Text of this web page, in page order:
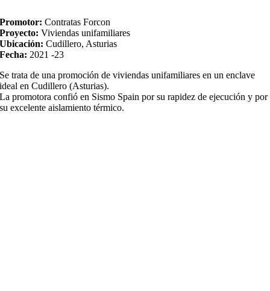
Promotor: Contratas Forcon
Proyecto: Viviendas unifamiliares
Ubicación: Cudillero, Asturias
Fecha: 2021 -23
Se trata de una promoción de viviendas unifamiliares en un enclave
ideal en Cudillero (Asturias).
La promotora confió en Sismo Spain por su rapidez de ejecución y por
su excelente aislamiento térmico.